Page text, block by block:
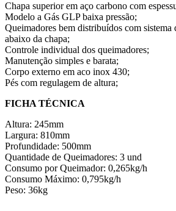
Chapa superior em aço carbono com
Modelo a Gás GLP baixa pressão;
Queimadores bem distribuídos com sistema
abaixo da chapa;
Controle individual dos queimadores;
Manutenção simples e barata;
Corpo externo em aco inox 430;
Pés com regulagem de altura;
FICHA TÉCNICA
Altura: 245mm
Largura: 810mm
Profundidade: 500mm
Quantidade de Queimadores: 3 und
Consumo por Queimador: 0,265kg/h
Consumo Máximo: 0,795kg/h
Peso: 36kg